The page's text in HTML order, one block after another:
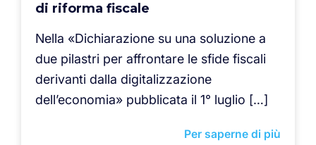
di riforma fiscale
Nella «Dichiarazione su una soluzione a
due pilastri per affrontare le sfide fiscali
derivanti dalla digitalizzazione
dell’economia» pubblicata il 1° luglio […]
Per saperne di più